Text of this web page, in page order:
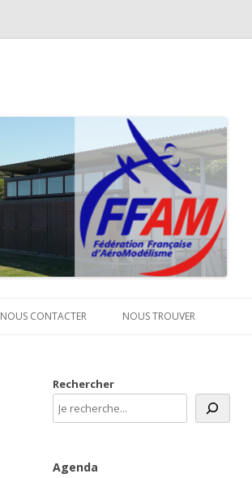
NOUS CONTACTER NOUS TROUVER
Rechercher
Agenda